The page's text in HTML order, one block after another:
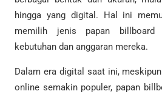
hingga yang digital. Hal ini
memilih jenis papan billboard
kebutuhan dan anggaran mereka.
Dalam era digital saat ini,
online semakin populer, papan